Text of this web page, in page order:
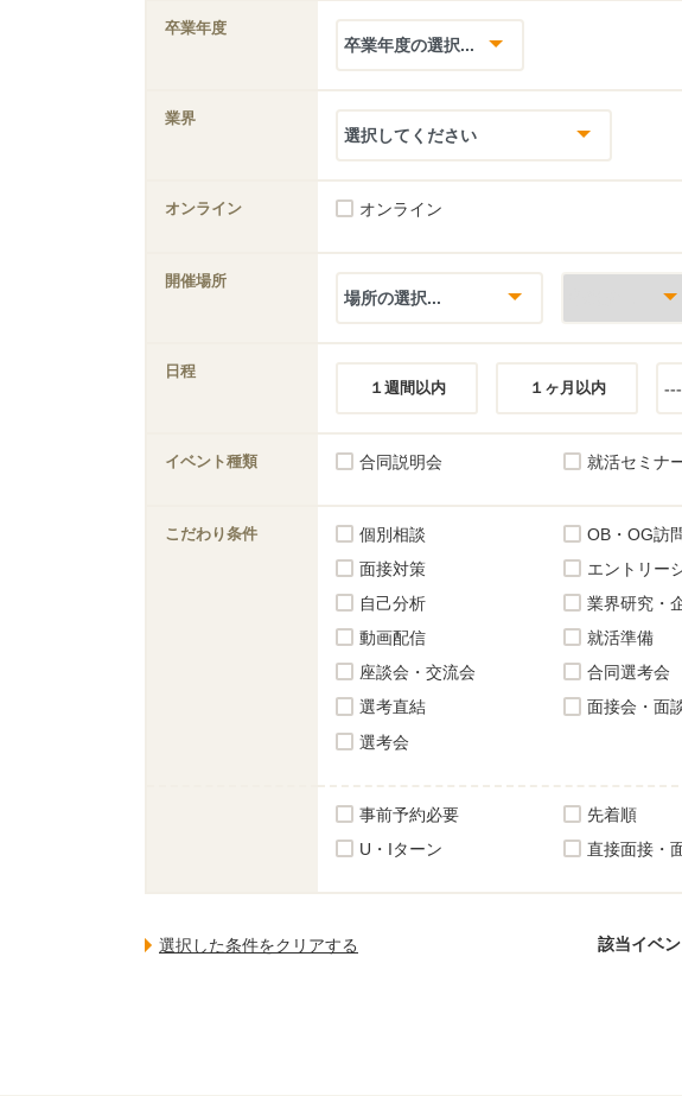
卒業年度
業界
オンライン オンライン
開催場所
日程
１週間以内
１ヶ月以内
イベント種類 合同説明会 就活セミナ
こだわり条件 個別相談 OB・OG訪
面接対策
エントリー
自己分析
業界研究・
動画配信
就活準備
座談会・交流会
合同選考会
選考直結
面接会・面
選考会
事前予約必要 先着順
U・Iターン
直接面接・
該当イベ